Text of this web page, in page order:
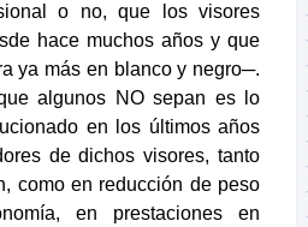
o no, que los visores
hace muchos años y que
ya más en blanco y negro─.
algunos NO sepan es lo
en los últimos años
de dichos visores, tanto
como en reducción de peso
en prestaciones en